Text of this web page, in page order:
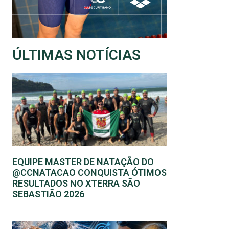
ÚLTIMAS NOTÍCIAS
EQUIPE MASTER DE NATAÇÃO DO
@CCNATACAO CONQUISTA ÓTIMOS
RESULTADOS NO XTERRA SÃO
SEBASTIÃO 2026